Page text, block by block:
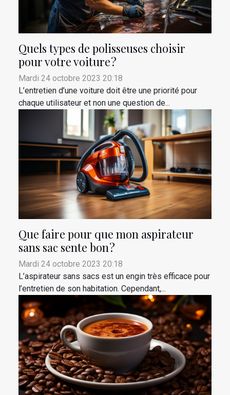
Quels types de polisseuses choisir
pour votre voiture ?
Mardi 24 octobre 2023 20:18
L’entretien d’une voiture doit être une priorité pour
chaque utilisateur et non une question de...
Que faire pour que mon aspirateur
sans sac sente bon ?
Mardi 24 octobre 2023 20:18
L’aspirateur sans sacs est un engin très efficace pour
l’entretien de son habitation. Cependant,...